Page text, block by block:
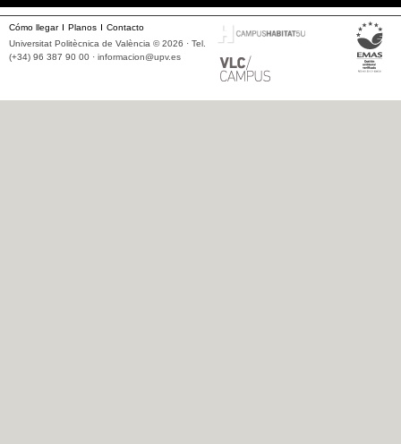
Cómo llegar Planos
Contacto
Universitat Politècnica de València © 2026 · Tel.
(+34) 96 387 90 00 · informacion@upv.es